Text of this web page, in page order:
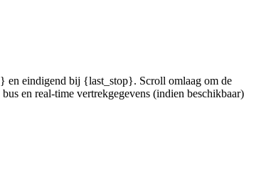
en eindigend bij {last_stop}. Scroll omlaag om de
en real-time vertrekgegevens (indien beschikbaar)